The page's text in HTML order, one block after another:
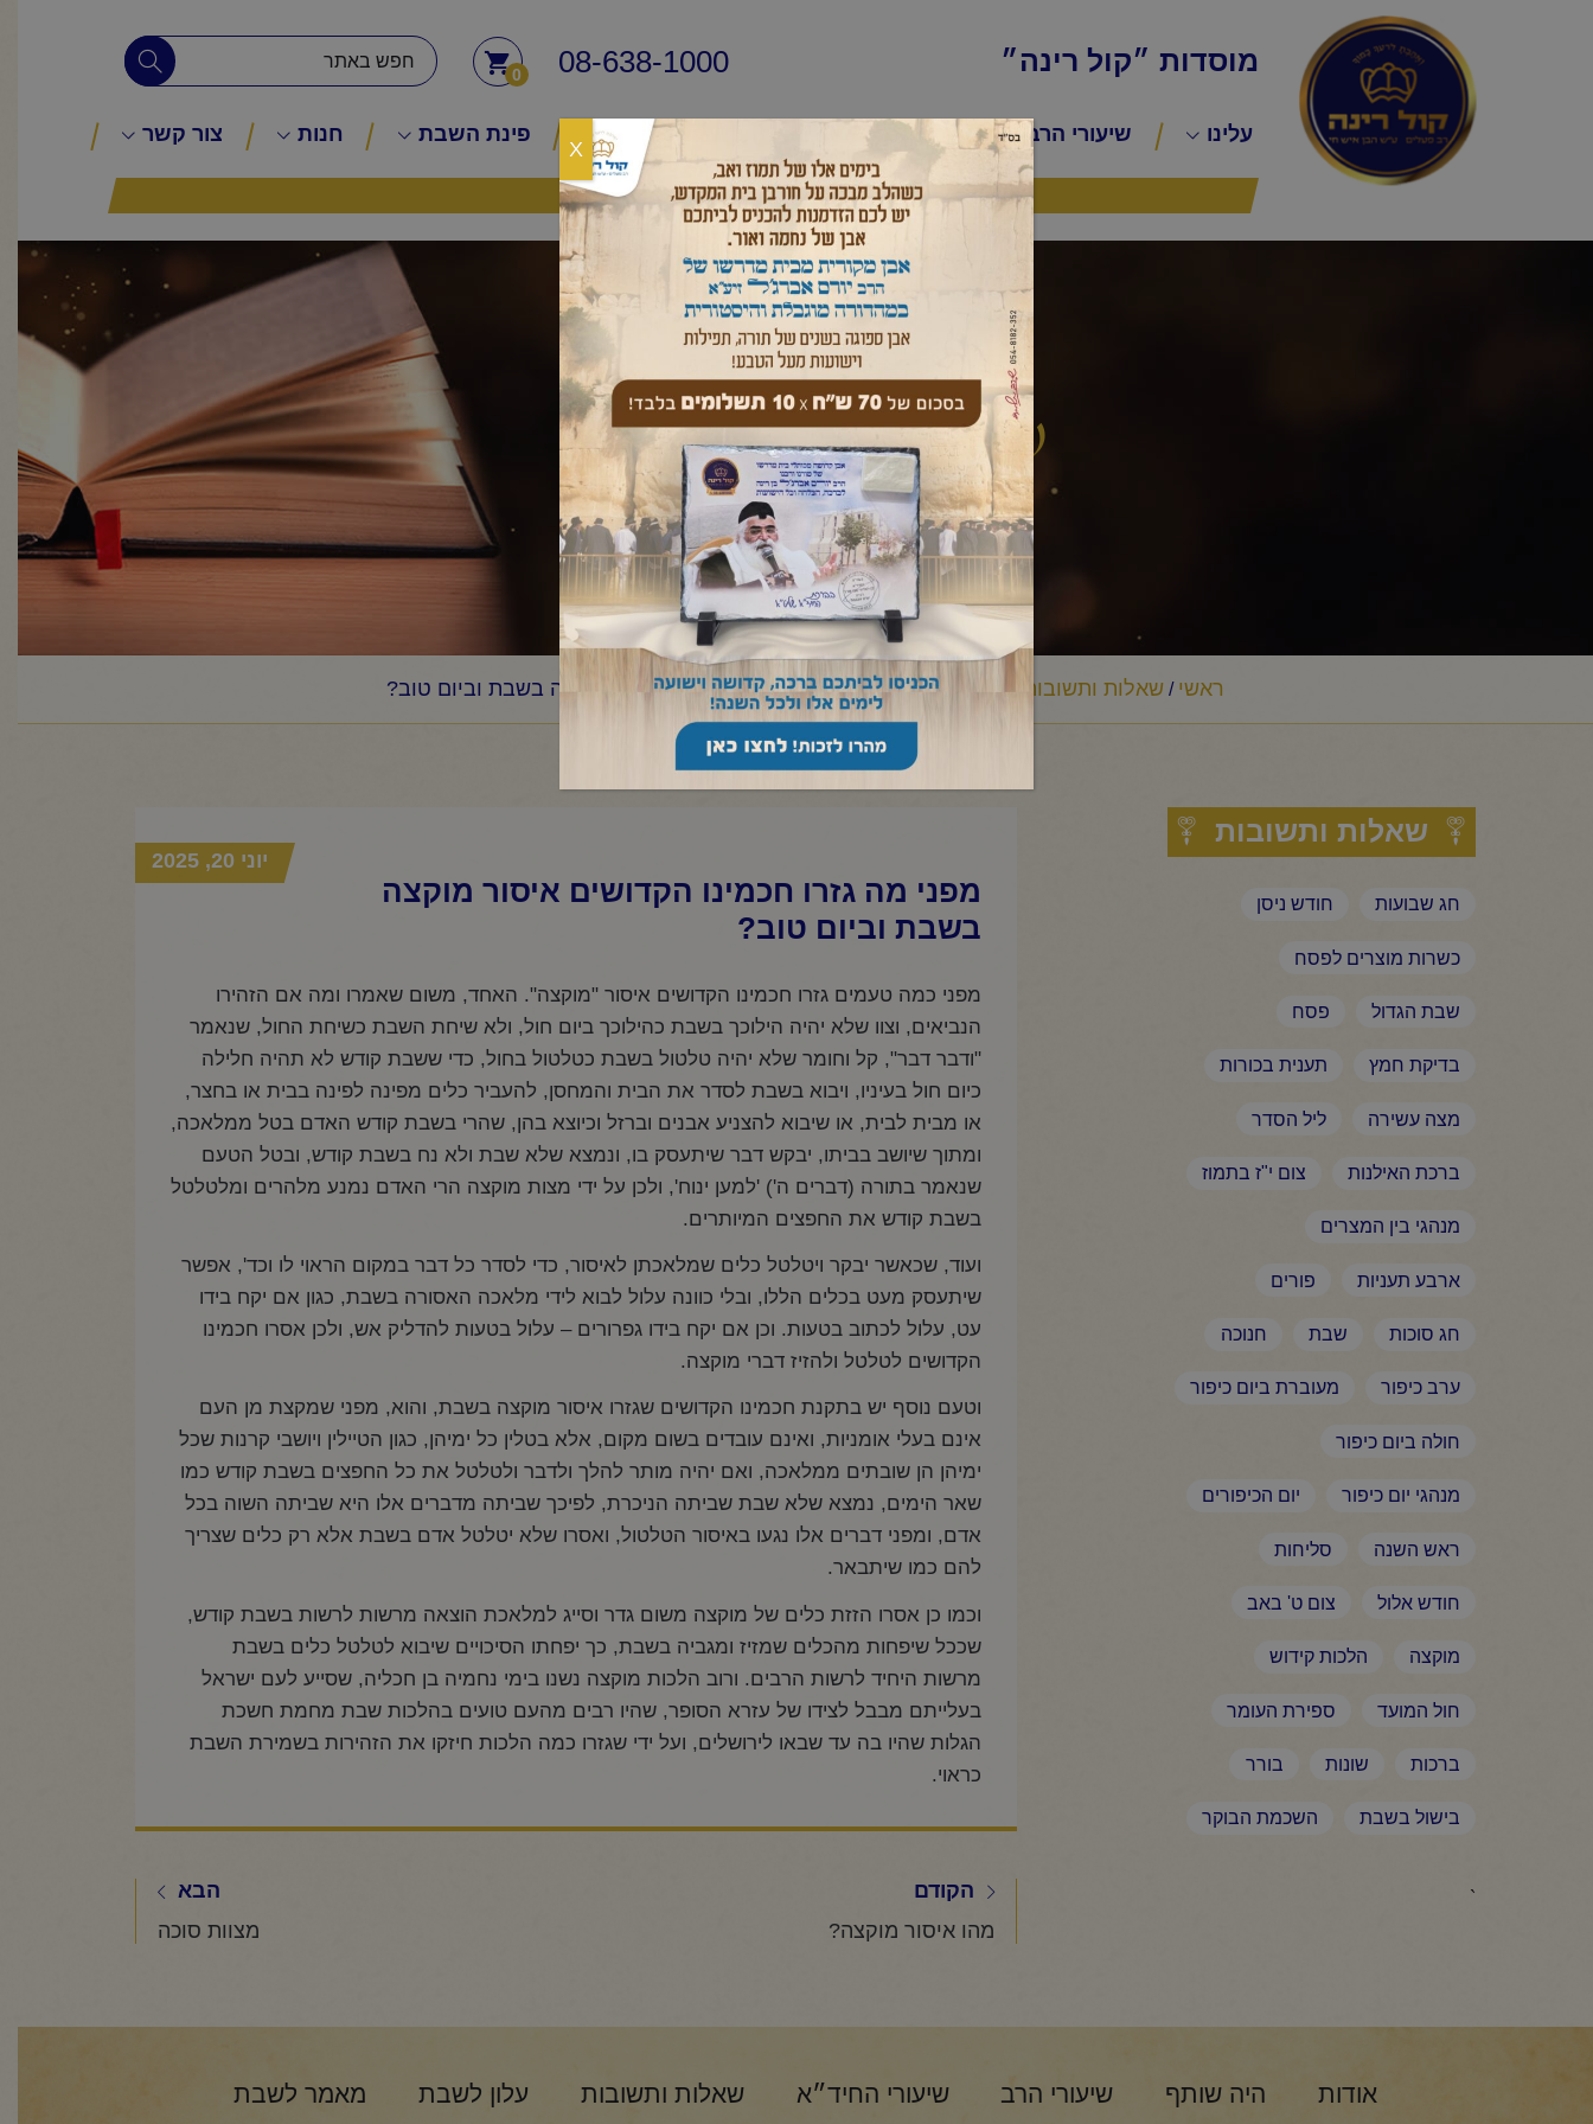
מוסדות ״קול רינה״ 08-638-1000
0
עלינו שיעורי הרב שיעורי החיד״א שאלות ותשובות פינת השבת חנות צור קשר
היה שותף
שאלות ותשובות
ראשי / שאלות ותשובות /מוקצה /מפני מה גזרו חכמינו הקדושים איסור מוקצה בשבת וביום טוב?
שאלות ותשובות
חג שבועות חודש ניסן
כשרות מוצרים לפסח
שבת הגדול פסח
בדיקת חמץ תענית בכורות
מצה עשירה ליל הסדר
ברכת האילנות צום י"ז בתמוז
מנהגי בין המצרים
ארבע תעניות פורים
חג סוכות שבת חנוכה
ערב כיפור מעוברת ביום כיפור
חולה ביום כיפור
מנהגי יום כיפור יום הכיפורים
ראש השנה סליחות
חודש אלול צום ט' באב
מוקצה הלכות קידוש
חול המועד ספירת העומר
ברכות שונות בורר
בישול בשבת השכמת הבוקר
`
מפני מה גזרו חכמינו הקדושים איסור מוקצה
בשבת וביום טוב?
יוני 20, 2025
מפני כמה טעמים גזרו חכמינו הקדושים איסור "מוקצה". האחד, משום שאמרו ומה אם הזהירו
הנביאים, וצוו שלא יהיה הילוכך בשבת כהילוכך ביום חול, ולא שיחת השבת כשיחת החול, שנאמר
"ודבר דבר", קל וחומר שלא יהיה טלטול בשבת כטלטול בחול, כדי ששבת קודש לא תהיה חלילה
כיום חול בעיניו, ויבוא בשבת לסדר את הבית והמחסן, להעביר כלים מפינה לפינה בבית או בחצר,
או מבית לבית, או שיבוא להצניע אבנים וברזל וכיוצא בהן, שהרי בשבת קודש האדם בטל ממלאכה,
ומתוך שיושב בביתו, יבקש דבר שיתעסק בו, ונמצא שלא שבת ולא נח בשבת קודש, ובטל הטעם
שנאמר בתורה (דברים ה') 'למען ינוח', ולכן על ידי מצות מוקצה הרי האדם נמנע מלהרים ומלטלטל
בשבת קודש את החפצים המיותרים.
ועוד, שכאשר יבקר ויטלטל כלים שמלאכתן לאיסור, כדי לסדר כל דבר במקום הראוי לו וכד', אפשר
שיתעסק מעט בכלים הללו, ובלי כוונה עלול לבוא לידי מלאכה האסורה בשבת, כגון אם יקח בידו
עט, עלול לכתוב בטעות. וכן אם יקח בידו גפרורים – עלול בטעות להדליק אש, ולכן אסרו חכמינו
הקדושים לטלטל ולהזיז דברי מוקצה.
וטעם נוסף יש בתקנת חכמינו הקדושים שגזרו איסור מוקצה בשבת, והוא, מפני שמקצת מן העם
אינם בעלי אומניות, ואינם עובדים בשום מקום, אלא בטלין כל ימיהן, כגון הטיילין ויושבי קרנות שכל
ימיהן הן שובתים ממלאכה, ואם יהיה מותר להלך ולדבר ולטלטל את כל החפצים בשבת קודש כמו
שאר הימים, נמצא שלא שבת שביתה הניכרת, לפיכך שביתה מדברים אלו היא שביתה השוה בכל
אדם, ומפני דברים אלו נגעו באיסור הטלטול, ואסרו שלא יטלטל אדם בשבת אלא רק כלים שצריך
להם כמו שיתבאר.
וכמו כן אסרו הזזת כלים של מוקצה משום גדר וסייג למלאכת הוצאה מרשות לרשות בשבת קודש,
שככל שיפחות מהכלים שמזיז ומגביה בשבת, כך יפחתו הסיכויים שיבוא לטלטל כלים בשבת
מרשות היחיד לרשות הרבים. ורוב הלכות מוקצה נשנו בימי נחמיה בן חכליה, שסייע לעם ישראל
בעלייתם מבבל לצידו של עזרא הסופר, שהיו רבים מהעם טועים בהלכות שבת מחמת חשכת
הגלות שהיו בה עד שבאו לירושלים, ועל ידי שגזרו כמה הלכות חיזקו את הזהירות בשמירת השבת
כראוי.
הקודם
מהו איסור מוקצה?
הבא
מצוות סוכה
אודות היה שותף שיעורי הרב שיעורי החיד״א שאלות ותשובות עלון לשבת מאמר לשבת
X